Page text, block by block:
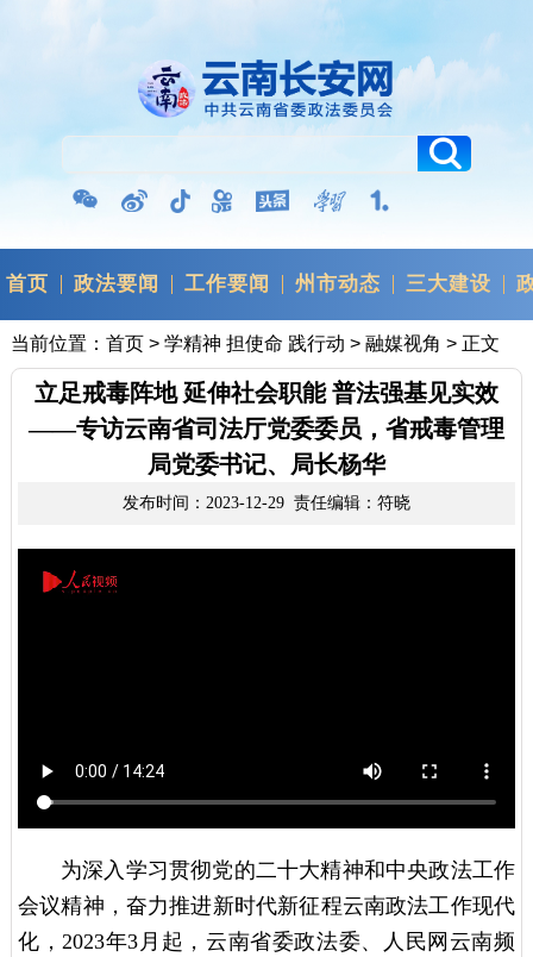
首页 政法要闻 工作要闻 州市动态 三大建设
当前位置： 首页> 学精神 担使命 践行动 > 融媒视角 > 正文
立足戒毒阵地 延伸社会职能 普法强基见实效
——专访云南省司法厅党委委员，省戒毒管理
局党委书记、局长杨华
发布时间：2023-12-29 责任编辑：符晓
为深入学习贯彻党的二十大精神和中央政法工作
会议精神，奋力推进新时代新征程云南政法工作现代
化，2023年3月起，云南省委政法委、人民网云南频